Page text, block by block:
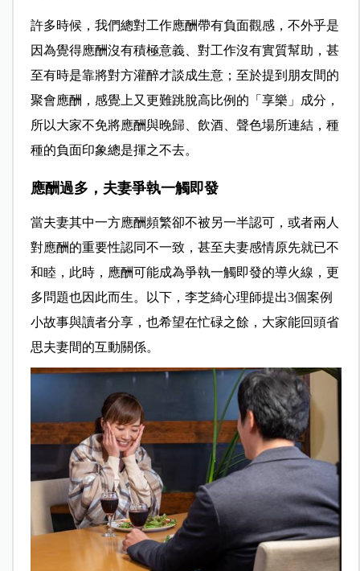
許多時候，我們總對工作應酬帶有負面觀感，不外乎是
因為覺得應酬沒有積極意義、對工作沒有實質幫助，甚
至有時是靠將對方灌醉才談成生意；至於提到朋友間的
聚會應酬，感覺上又更難跳脫高比例的「享樂」成分，
所以大家不免將應酬與晚歸、飲酒、聲色場所連結，種
種的負面印象總是揮之不去。
應酬過多，夫妻爭執一觸即發
當夫妻其中一方應酬頻繁卻不被另一半認可，或者兩人
對應酬的重要性認同不一致，甚至夫妻感情原先就已不
和睦，此時，應酬可能成為爭執一觸即發的導火線，更
多問題也因此而生。以下，李芝綺心理師提出3個案例
小故事與讀者分享，也希望在忙碌之餘，大家能回頭省
思夫妻間的互動關係。